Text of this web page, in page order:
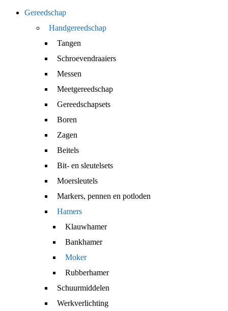
Gereedschap
Handgereedschap
Tangen
Schroevendraaiers
Messen
Meetgereedschap
Gereedschapsets
Boren
Zagen
Beitels
Bit- en sleutelsets
Moersleutels
Markers, pennen en potloden
Hamers
Klauwhamer
Bankhamer
Moker
Rubberhamer
Schuurmiddelen
Werkverlichting